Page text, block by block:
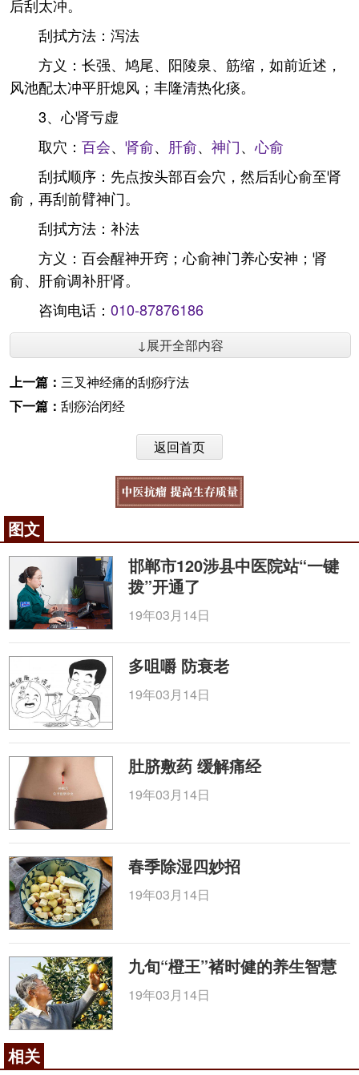
后刮太冲。
刮拭方法：泻法
方义：长强、鸠尾、阳陵泉、筋缩，如前近述，
风池配太冲平肝熄风；丰隆清热化痰。
3、心肾亏虚
取穴： 百会、 肾俞、 肝俞、 神门、心俞
刮拭顺序：先点按头部百会穴，然后刮心俞至肾
俞，再刮前臂神门。
刮拭方法：补法
方义：百会醒神开窍；心俞神门养心安神；肾
俞、肝俞调补肝肾。
咨询电话： 010-87876186
↓展开全部内容
上一篇： 三叉神经痛的刮痧疗法
下一篇： 刮痧治闭经
返回首页
图文
邯郸市120涉县中医院站“一键
拨”开通了
19年03月14日
多咀嚼 防衰老
19年03月14日
肚脐敷药 缓解痛经
19年03月14日
春季除湿四妙招
19年03月14日
九旬“橙王”褚时健的养生智慧
19年03月14日
相关